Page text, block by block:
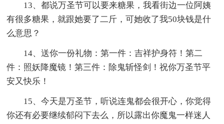
13、都说万圣节可以要来糖果，我看街边一位阿姨
有很多糖果，就跟她要了二斤，可她收了我50块钱是什
么意思？
14、送你一份礼物：第一件：吉祥护身符！第二
件：照妖降魔镜！第三件：除鬼斩怪剑！祝你万圣节平
安又快乐！
15、今天是万圣节，听说连鬼都会很开心，你觉得
你还有必要继续郁闷下去么，所以露出你魔鬼一样迷人